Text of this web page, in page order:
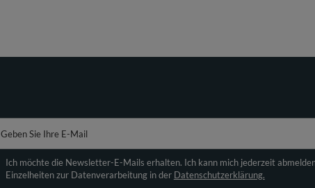
Geben Sie Ihre E-Mail
Ich möchte die Newsletter-E-Mails erhalten. Ich kann mich jederzeit
Einzelheiten zur Datenverarbeitung in der Datenschutzerklärung.